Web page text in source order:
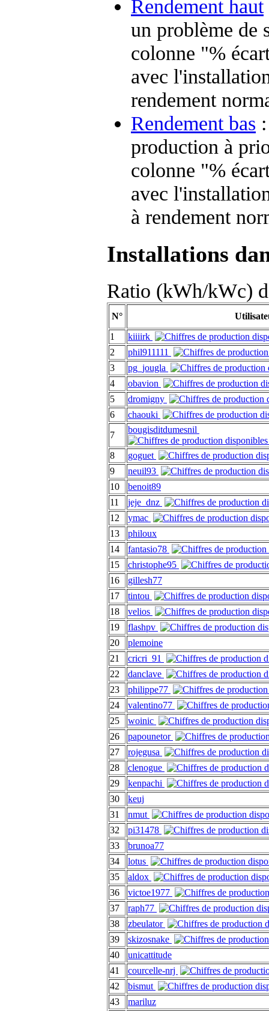
Rendement haut
un problème de
colonne "%
avec
rendement
Rendement bas
production à
colonne "%
avec
à rendement
Installations
Ratio (kWh/kWc)
N°
1
kiiiirk
2
phil911111
3
pg_jougla
4
obavion
5
dromigny
6
chaouki
7
bougisditdumesnil
8
goguet
9
neuil93
10
benoit89
11
jeje_dnz
12
ymac
13
philoux
14
fantasio78
15
christophe95
16
gillesh77
17
tintou
18
velios
19
flashpv
20
plemoine
21
cricri_91
22
danclave
23
philippe77
24
valentino77
25
woinic
26
papounetor
27
rojegusa
28
clenogue
29
kenpachi
30
keuj
31
nmut
32
pi31478
33
brunoa77
34
lotus
35
aldox
36
victoe1977
37
raph77
38
zbeulator
39
skizosnake
40
unicattitude
41
courcelle-nrj
42
bismut
43
mariluz